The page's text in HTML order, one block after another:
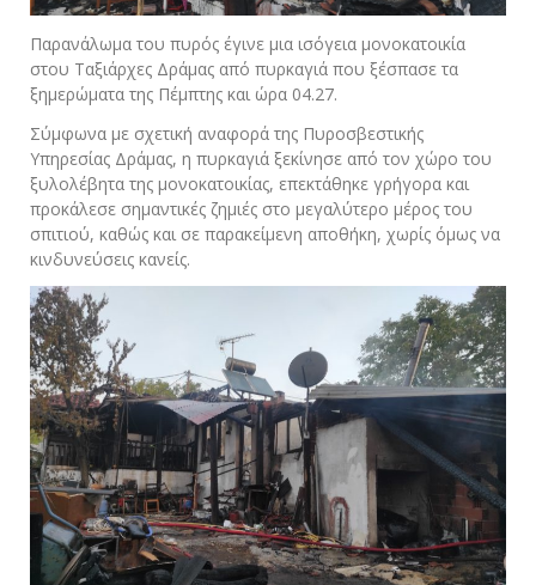
Παρανάλωμα του πυρός έγινε μια ισόγεια μονοκατοικία
στου Ταξιάρχες Δράμας από πυρκαγιά που ξέσπασε τα
ξημερώματα της Πέμπτης και ώρα 04.27.
Σύμφωνα με σχετική αναφορά της Πυροσβεστικής
Υπηρεσίας Δράμας, η πυρκαγιά ξεκίνησε από τον χώρο του
ξυλολέβητα της μονοκατοικίας, επεκτάθηκε γρήγορα και
προκάλεσε σημαντικές ζημιές στο μεγαλύτερο μέρος του
σπιτιού, καθώς και σε παρακείμενη αποθήκη, χωρίς όμως να
κινδυνεύσεις κανείς.